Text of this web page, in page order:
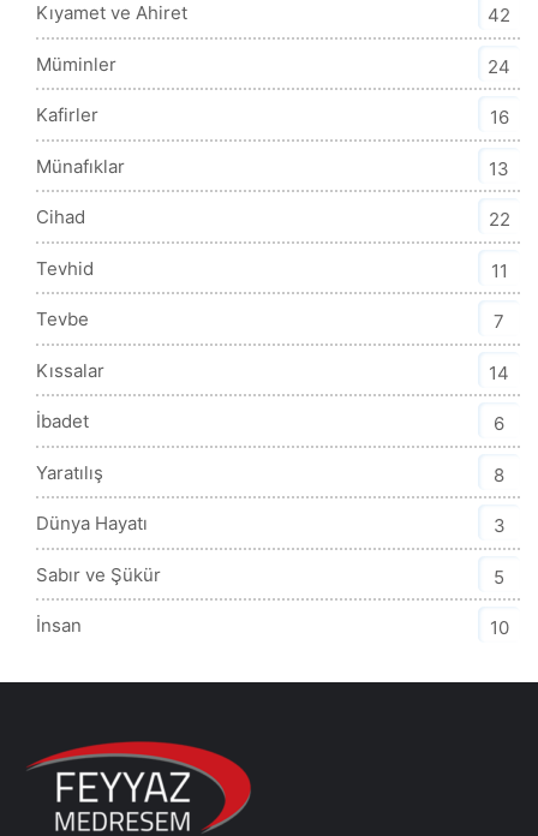
Kıyamet ve Ahiret 42
Müminler 24
Kafirler 16
Münafıklar 13
Cihad 22
Tevhid 11
Tevbe 7
Kıssalar 14
İbadet 6
Yaratılış 8
Dünya Hayatı 3
Sabır ve Şükür 5
İnsan 10